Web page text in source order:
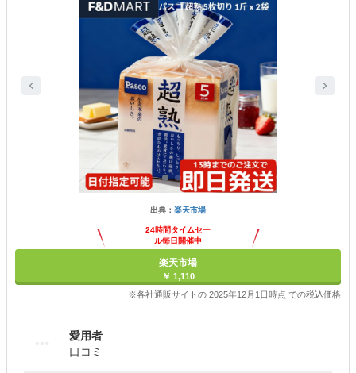
出典： 楽天市場
24時間タイムセー
ル毎日開催中
楽天市場
￥ 1,110
※各社通販サイトの 2025年12月1日時点 での税込価格
愛用者
口コミ